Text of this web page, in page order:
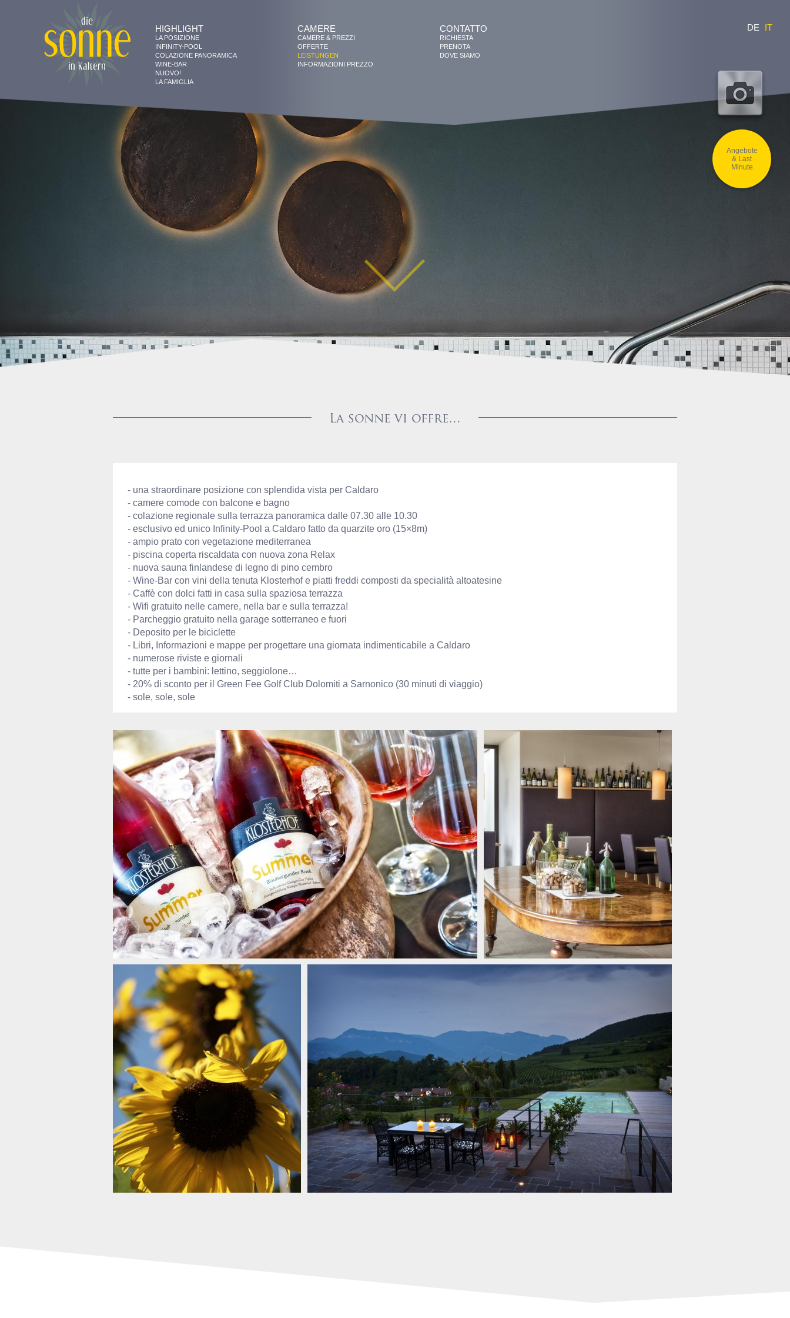
Angebote
& Last
Minute
HIGHLIGHT
LA POSIZIONE
INFINITY-POOL
COLAZIONE PANORAMICA
WINE-BAR
NUOVO!
LA FAMIGLIA
CAMERE
CAMERE & PREZZI
OFFERTE
LEISTUNGEN
INFORMAZIONI PREZZO
CONTATTO
RICHIESTA
PRENOTA
DOVE SIAMO
DE IT
La sonne vi offre…
- una straordinare posizione con splendida vista per Caldaro
- camere comode con balcone e bagno
- colazione regionale sulla terrazza panoramica dalle 07.30 alle 10.30
- esclusivo ed unico Infinity-Pool a Caldaro fatto da quarzite oro (15×8m)
- ampio prato con vegetazione mediterranea
- piscina coperta riscaldata con nuova zona Relax
- nuova sauna finlandese di legno di pino cembro
- Wine-Bar con vini della tenuta Klosterhof e piatti freddi composti da specialità altoatesine
- Caffè con dolci fatti in casa sulla spaziosa terrazza
- Wifi gratuito nelle camere, nella bar e sulla terrazza!
- Parcheggio gratuito nella garage sotterraneo e fuori
- Deposito per le biciclette
- Libri, Informazioni e mappe per progettare una giornata indimenticabile a Caldaro
- numerose riviste e giornali
- tutte per i bambini: lettino, seggiolone…
- 20% di sconto per il Green Fee Golf Club Dolomiti a Sarnonico (30 minuti di viaggio)
- sole, sole, sole